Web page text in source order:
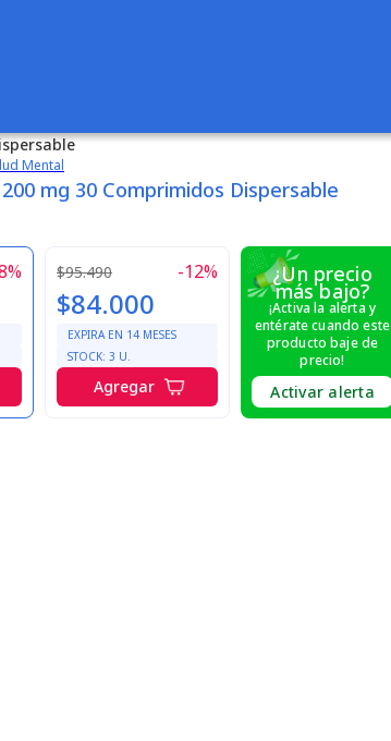
Mental
mg 30 Comprimidos Dispersable
% $95.490 -12%
$84.000
EXPIRA EN 14 MESES
STOCK: 3 U.
Agregar
¿Un precio
más bajo?
¡Activa la alerta y
entérate cuando este
producto baje de
precio!
Activar alerta